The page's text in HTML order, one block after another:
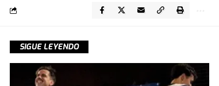
SIGUE LEYENDO